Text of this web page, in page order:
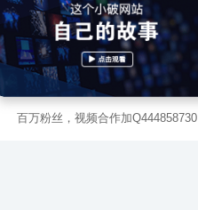
百万粉丝，视频合作加Q444858730